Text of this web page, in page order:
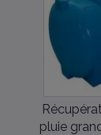
pluie